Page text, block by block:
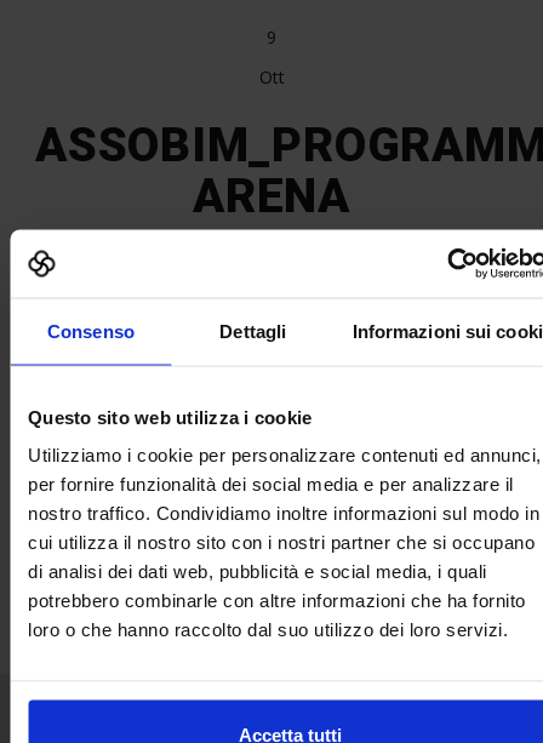
Consenso Dettagli Informazioni sui
Questo sito web utilizza i cookie
Utilizziamo i cookie per personalizzare contenuti ed annunci,
per fornire funzionalità dei social media e per analizzare il
nostro traffico. Condividiamo inoltre informazioni sul modo in
cui utilizza il nostro sito con i nostri partner che si occupano
di analisi dei dati web, pubblicità e social media, i quali
potrebbero combinarle con altre informazioni che ha fornito
loro o che hanno raccolto dal suo utilizzo dei loro servizi.
Accetta tutti
9
Ott
ARENA